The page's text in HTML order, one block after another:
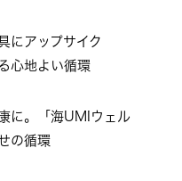
にアップサイク
心地よい循環
に。「海UMIウェル
の循環